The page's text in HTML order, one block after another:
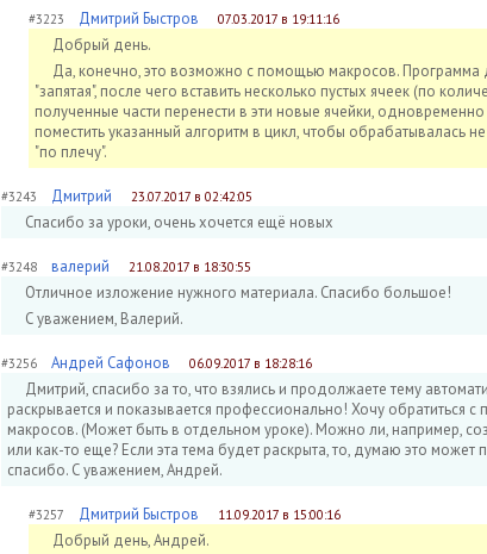
#3223 Дмитрий Быстров 07.03.2017 в 19:11:16
Добрый день.
Да, конечно, это возможно с помощью макросов.
"запятая", после чего вставить несколько пустых ячеек (по
полученные части перенести в эти новые ячейки,
поместить указанный алгоритм в цикл, чтобы обрабатывалась
"по плечу".
#3243 Дмитрий 23.07.2017 в 02:42:05
Спасибо за уроки, очень хочется ещё новых
#3248 валерий 21.08.2017 в 18:30:55
Отличное изложение нужного материала. Спасибо большое!
С уважением, Валерий.
#3256 Андрей Сафонов 06.09.2017 в 18:28:16
Дмитрий, спасибо за то, что взялись и продолжаете тему
раскрывается и показывается профессионально! Хочу обратиться
макросов. (Может быть в отдельном уроке). Можно ли, например,
или как-то еще? Если эта тема будет раскрыта, то, думаю это
спасибо. С уважением, Андрей.
#3257 Дмитрий Быстров 11.09.2017 в 15:00:16
Добрый день, Андрей.